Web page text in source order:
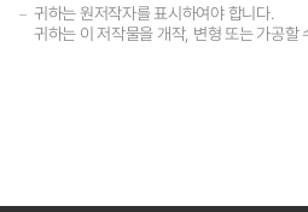
귀하는 원저작자를 표시하여야 합니다.
귀하는 이 저작물을 개작, 변형 또는 가공할